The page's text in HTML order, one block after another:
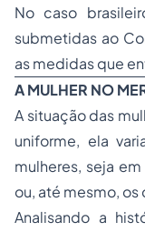
No caso
submetidas ao
as medidas que
A MULHER NO
A situação das
uniforme, ela
mulheres, seja
ou, até mesmo,
Analisando a